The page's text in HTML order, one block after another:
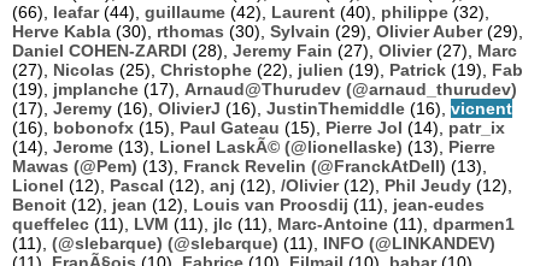
(66), leafar(44), guillaume (42), Laurent (40), philippe (32),
Herve Kabla (30), rthomas (30), Sylvain (29), Olivier Auber(29),
Daniel COHEN-ZARDI (28), Jeremy Fain (27), Olivier(27), Marc
(27), Nicolas (25), Christophe (22), julien (19), Patrick (19), Fab
(19), jmplanche (17), Arnaud@Thurudev (@arnaud_thurudev)
(17), Jeremy (16), OlivierJ (16), JustinThemiddle (16), vicnent
(16), bobonofx (15), Paul Gateau (15), Pierre Jol (14), patr_ix
(14), Jerome (13), Lionel LaskÃ© (@lionellaske) (13), Pierre
Mawas (@Pem) (13), Franck Revelin (@FranckAtDell) (13),
Lionel (12), Pascal (12), anj (12), /Olivier(12), Phil Jeudy (12),
Benoit (12), jean (12), Louis van Proosdij (11), jean-eudes
queffelec (11), LVM (11), jlc (11), Marc-Antoine (11), dparmen1
(11), (@slebarque) (@slebarque) (11), INFO (@LINKANDEV)